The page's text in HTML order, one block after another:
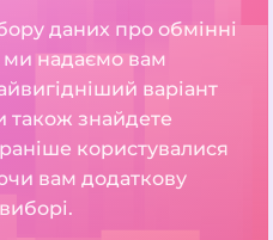
даних про обмінні
ми надаємо вам
варіант
також знайдете
користувалися
вам додаткову